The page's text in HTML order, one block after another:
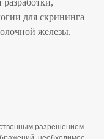
для скрининга
железы.
разрешением